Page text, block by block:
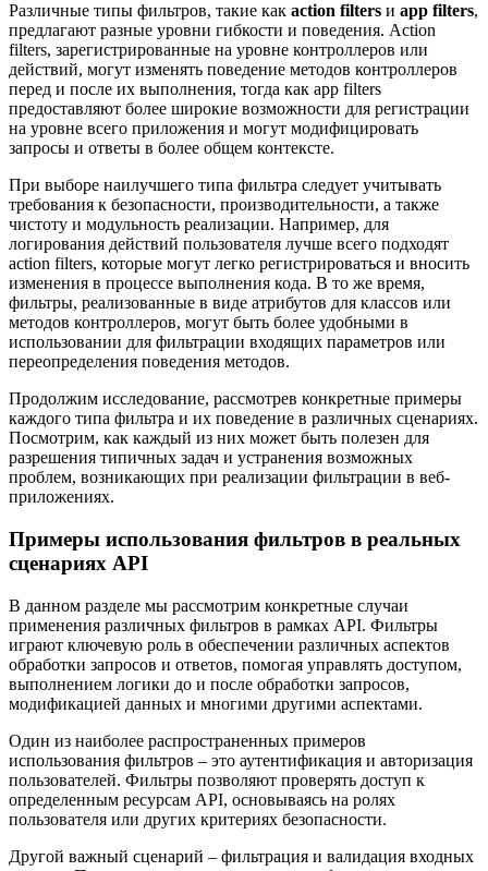
Различные типы фильтров, такие как action filters и app filters,
предлагают разные уровни гибкости и поведения. Action
filters, зарегистрированные на уровне контроллеров или
действий, могут изменять поведение методов контроллеров
перед и после их выполнения, тогда как app filters
предоставляют более широкие возможности для регистрации
на уровне всего приложения и могут модифицировать
запросы и ответы в более общем контексте.
При выборе наилучшего типа фильтра следует учитывать
требования к безопасности, производительности, а также
чистоту и модульность реализации. Например, для
логирования действий пользователя лучше всего подходят
action filters, которые могут легко регистрироваться и вносить
изменения в процессе выполнения кода. В то же время,
фильтры, реализованные в виде атрибутов для классов или
методов контроллеров, могут быть более удобными в
использовании для фильтрации входящих параметров или
переопределения поведения методов.
Продолжим исследование, рассмотрев конкретные примеры
каждого типа фильтра и их поведение в различных сценариях.
Посмотрим, как каждый из них может быть полезен для
разрешения типичных задач и устранения возможных
проблем, возникающих при реализации фильтрации в веб-
приложениях.
Примеры использования фильтров в реальных
сценариях API
В данном разделе мы рассмотрим конкретные случаи
применения различных фильтров в рамках API. Фильтры
играют ключевую роль в обеспечении различных аспектов
обработки запросов и ответов, помогая управлять доступом,
выполнением логики до и после обработки запросов,
модификацией данных и многими другими аспектами.
Один из наиболее распространенных примеров
использования фильтров – это аутентификация и авторизация
пользователей. Фильтры позволяют проверять доступ к
определенным ресурсам API, основываясь на ролях
пользователя или других критериях безопасности.
Другой важный сценарий – фильтрация и валидация входных